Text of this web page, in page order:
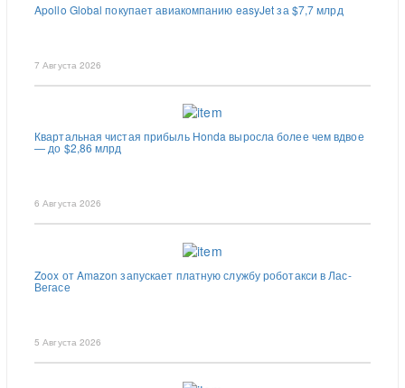
Apollo Global покупает авиакомпанию easyJet за $7,7 млрд
7 Августа 2026
Квартальная чистая прибыль Honda выросла более чем вдвое
— до $2,86 млрд
6 Августа 2026
Zoox от Amazon запускает платную службу роботакси в Лас-
Вегасе
5 Августа 2026